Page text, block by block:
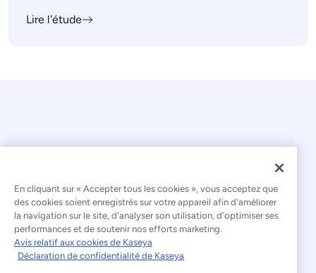
Lire l'étude
© 2026 Kaseya. Tous droits réservés.
Français
Déclaration relative à l'esclavage moderne
En cliquant sur « Accepter tous les cookies », vous acceptez que
des cookies soient enregistrés sur votre appareil afin d'améliorer
la navigation sur le site, d'analyser son utilisation, d'optimiser ses
performances et de soutenir nos efforts marketing.
Avis relatif aux cookies de Kaseya
Déclaration de confidentialité de Kaseya